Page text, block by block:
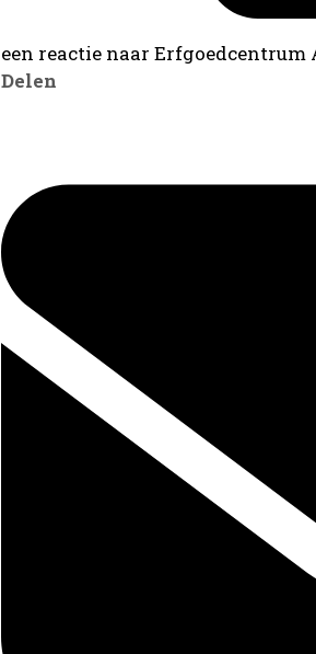
een reactie naar
Delen